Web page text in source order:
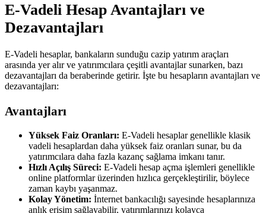
E-Vadeli Hesap Avantajları ve
Dezavantajları
E-Vadeli hesaplar, bankaların sunduğu cazip yatırım araçları
arasında yer alır ve yatırımcılara çeşitli avantajlar sunarken, bazı
dezavantajları da beraberinde getirir. İşte bu hesapların avantajları ve
dezavantajları:
Avantajları
Yüksek Faiz Oranları: E-Vadeli hesaplar genellikle klasik
vadeli hesaplardan daha yüksek faiz oranları sunar, bu da
yatırımcılara daha fazla kazanç sağlama imkanı tanır.
Hızlı Açılış Süreci: E-Vadeli hesap açma işlemleri genellikle
online platformlar üzerinden hızlıca gerçekleştirilir, böylece
zaman kaybı yaşanmaz.
Kolay Yönetim: İnternet bankacılığı sayesinde hesaplarınıza
anlık erişim sağlayabilir, yatırımlarınızı kolayca